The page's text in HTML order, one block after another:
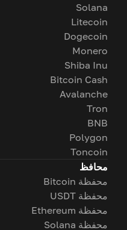
Solana
Litecoin
Dogecoin
Monero
Shiba Inu
Bitcoin Cash
Avalanche
Tron
BNB
Polygon
Toncoin
محافظ
محفظة Bitcoin
محفظة USDT
محفظة Ethereum
محفظة Solana